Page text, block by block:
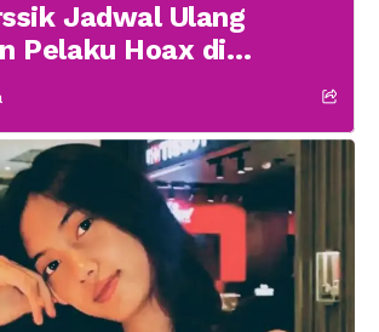
Jadwal Ulang
Pelaku Hoax di